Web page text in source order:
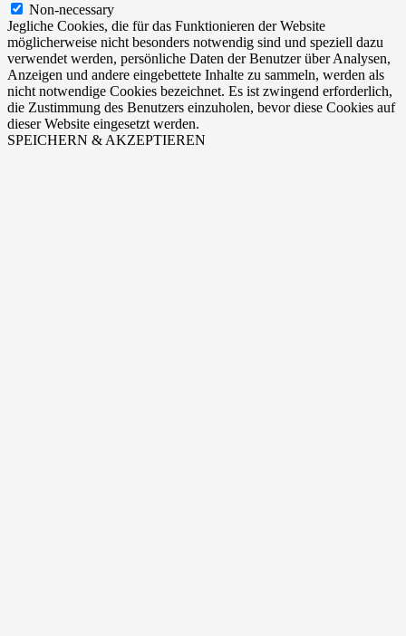
Non-necessary
Jegliche Cookies, die für das Funktionieren der Website
möglicherweise nicht besonders notwendig sind und speziell dazu
verwendet werden, persönliche Daten der Benutzer über Analysen,
Anzeigen und andere eingebettete Inhalte zu sammeln, werden als
nicht notwendige Cookies bezeichnet. Es ist zwingend erforderlich,
die Zustimmung des Benutzers einzuholen, bevor diese Cookies auf
dieser Website eingesetzt werden.
SPEICHERN & AKZEPTIEREN